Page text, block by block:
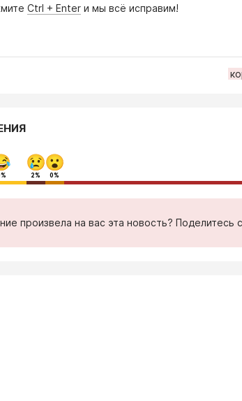
Ctrl + Enter и мы всё исправим!
2% 0%
произвела на вас эта новость? Поделитесь